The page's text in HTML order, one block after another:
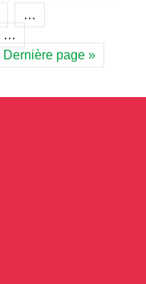
…
…
Dernière page »